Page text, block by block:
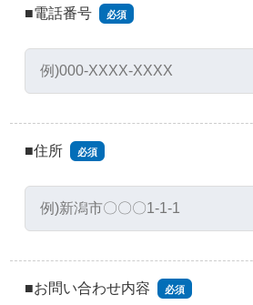
■電話番号 必須
■住所 必須
■お問い合わせ内容 必須